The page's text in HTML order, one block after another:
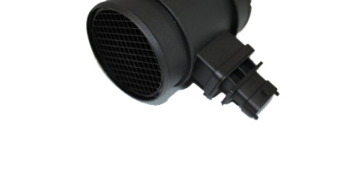
Bedrijfswagen parts
Inloggen / Registreren